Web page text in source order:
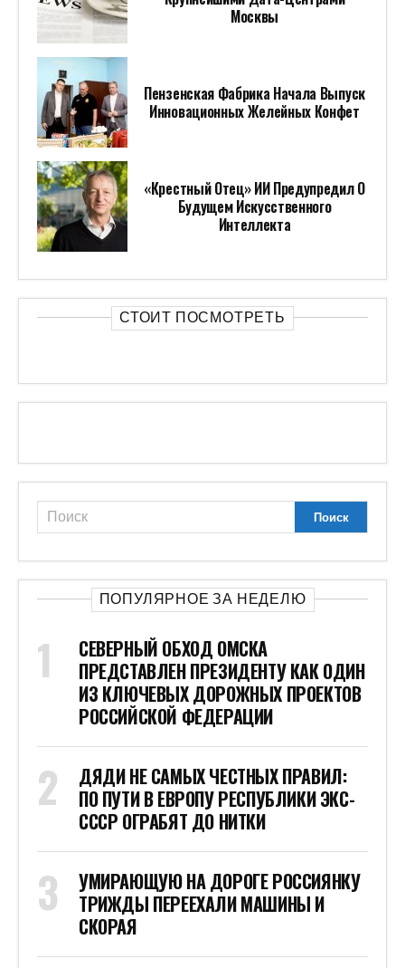
Москвы
Пензенская Фабрика Начала Выпуск
Инновационных Желейных Конфет
«Крестный Отец» ИИ Предупредил О
Будущем Искусственного
Интеллекта
СТОИТ ПОСМОТРЕТЬ
ПОПУЛЯРНОЕ ЗА НЕДЕЛЮ
СЕВЕРНЫЙ ОБХОД ОМСКА
ПРЕДСТАВЛЕН ПРЕЗИДЕНТУ КАК ОДИН
ИЗ КЛЮЧЕВЫХ ДОРОЖНЫХ ПРОЕКТОВ
РОССИЙСКОЙ ФЕДЕРАЦИИ
ДЯДИ НЕ САМЫХ ЧЕСТНЫХ ПРАВИЛ:
ПО ПУТИ В ЕВРОПУ РЕСПУБЛИКИ ЭКС-
СССР ОГРАБЯТ ДО НИТКИ
УМИРАЮЩУЮ НА ДОРОГЕ РОССИЯНКУ
ТРИЖДЫ ПЕРЕЕХАЛИ МАШИНЫ И
СКОРАЯ